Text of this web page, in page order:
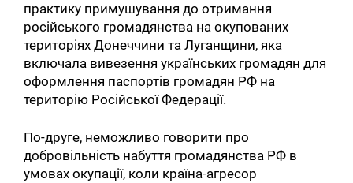
практику примушування до отримання
російського громадянства на окупованих
територіях Донеччини та Луганщини, яка
включала вивезення українських громадян для
оформлення паспортів громадян РФ на
територію Російської Федерації.
По-друге, неможливо говорити про
добровільність набуття громадянства РФ в
умовах окупації, коли країна-агресор